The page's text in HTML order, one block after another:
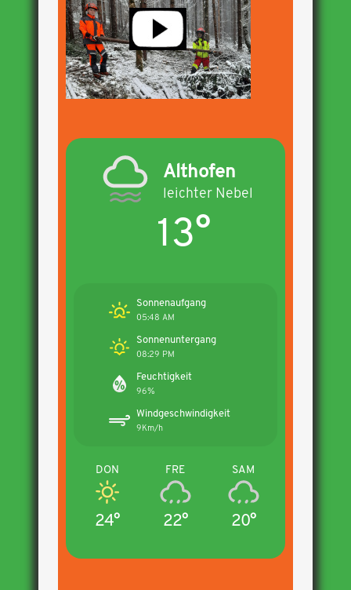
Althofen
leichter Nebel
13°
Sonnenaufgang
05:48 AM
Sonnenuntergang
08:29 PM
Feuchtigkeit
96%
Windgeschwindigkeit
9Km/h
DON
24°
FRE
22°
SAM
20°